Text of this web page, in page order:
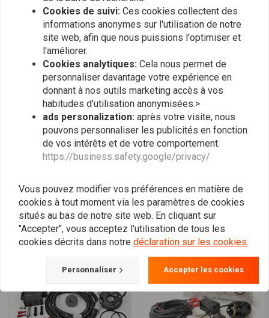
Utilise un rotor magnétique avec la bougie d'origine. La courbe
d'avance d'origine est donc conservée
Permet un réglage individuel de la synchronisation des cylindres
Remplace les points et les condensateurs, ainsi que de
nombreuses unités électroniques d'origine
Fredrik
If you want your vintage bike running
smoothly as a purring cat then you want this
upgrade. Install and forget, absolutely hassle
Read more...
Thomas
Plaats ook een review
Produits similaires
Cookies de suivi: Ces cookies collectent des
informations anonymes sur l'utilisation de notre
site web, afin que nous puissions l'optimiser et
l'améliorer.
Cookies analytiques: Cela nous permet de
personnaliser davantage votre expérience en
donnant à nos outils marketing accès à vos
habitudes d'utilisation anonymisées.>
ads personalization: après votre visite, nous
pouvons personnaliser les publicités en fonction
de vos intérêts et de votre comportement.
https://business.safety.google/privacy/
Vous pouvez modifier vos préférences en matière de
cookies à tout moment via les paramètres de cookies
situés au bas de notre site web. En cliquant sur
"Accepter", vous acceptez l'utilisation de tous les
cookies décrits dans notre déclaration sur les cookies.
Personnaliser Accepter les cookies